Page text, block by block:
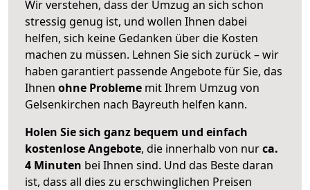
Wir verstehen, dass der Umzug an sich schon
stressig genug ist, und wollen Ihnen dabei
helfen, sich keine Gedanken über die Kosten
machen zu müssen. Lehnen Sie sich zurück – wir
haben garantiert passende Angebote für Sie, das
Ihnen ohne Probleme mit Ihrem Umzug von
Gelsenkirchen nach Bayreuth helfen kann.
Holen Sie sich ganz bequem und einfach
kostenlose Angebote, die innerhalb von nurca.
4 Minuten bei Ihnen sind. Und das Beste daran
ist, dass all dies zu erschwinglichen Preisen